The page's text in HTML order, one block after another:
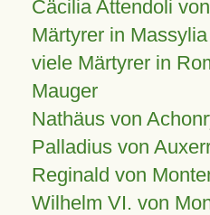
Cäcilia Attendoli
Märtyrer in Massylia
viele Märtyrer in
Mauger
Nathäus von
Palladius von
Reginald von
Wilhelm VI. von